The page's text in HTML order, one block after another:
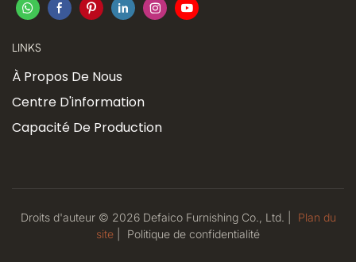
LINKS
À Propos De Nous
Centre D'information
Capacité De Production
Droits d'auteur © 2026 Defaico Furnishing Co., Ltd. |
Plan du
site
Politique de confidentialité